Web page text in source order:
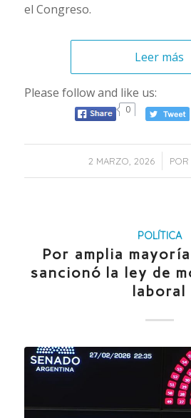
el Congreso.
Leer más
Please follow and like us:
0
2 MARZO, 2026
/ POR
POLÍTICA
Por amplia
sancionó la ley de
laboral